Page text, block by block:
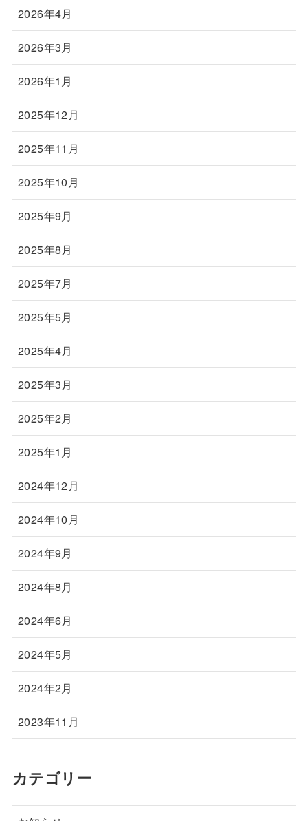
2026年4月
2026年3月
2026年1月
2025年12月
2025年11月
2025年10月
2025年9月
2025年8月
2025年7月
2025年5月
2025年4月
2025年3月
2025年2月
2025年1月
2024年12月
2024年10月
2024年9月
2024年8月
2024年6月
2024年5月
2024年2月
2023年11月
カテゴリー